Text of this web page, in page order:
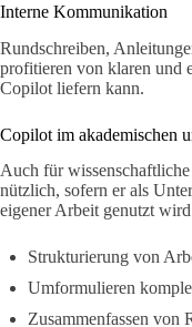
Interne Kommunikation
Rundschreiben,
profitieren von klaren und
Copilot liefern kann.
Copilot im akademischen
Auch für
nützlich, sofern er als
eigener Arbeit genutzt
Strukturierung von
Umformulieren
Zusammenfassen von